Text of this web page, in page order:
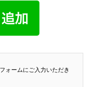
ォームにご入力いただき